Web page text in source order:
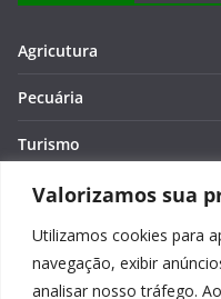
Valorizamos sua
Utilizamos cookies para
navegação, exibir
analisar nosso tráfego.
Agricutura
Pecuária
Turismo
Economia
Meio Ambiente
Editora: Verônica Macêdo